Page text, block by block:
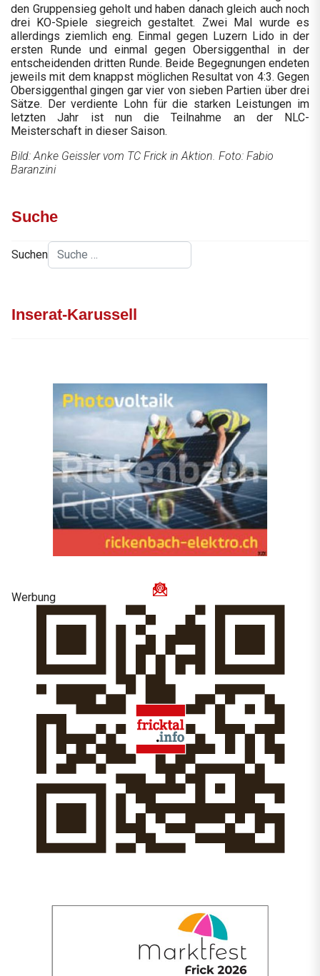
den Gruppensieg geholt und haben danach gleich auch noch
drei KO-Spiele siegreich gestaltet. Zwei Mal wurde es
allerdings ziemlich eng. Einmal gegen Luzern Lido in der
ersten Runde und einmal gegen Obersiggenthal in der
entscheidenden dritten Runde. Beide Begegnungen endeten
jeweils mit dem knappst möglichen Resultat von 4:3. Gegen
Obersiggenthal gingen gar vier von sieben Partien über drei
Sätze. Der verdiente Lohn für die starken Leistungen im
letzten Jahr ist nun die Teilnahme an der NLC-
Meisterschaft in dieser Saison.
Bild: Anke Geissler vom TC Frick in Aktion. Foto: Fabio
Baranzini
Suche
Suchen
Inserat-Karussell
Werbung